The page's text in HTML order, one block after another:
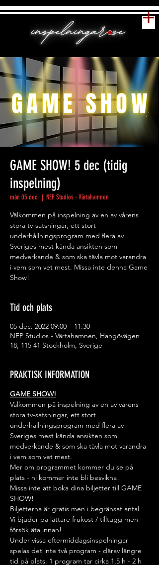
GAME SHOW! 5 dec (tidig
inspelning)
mån 05 dec.
  |
NEP Studios - Värtahamnen
Välkommen på inspelning av en av vårens
stora tv-satsningar, ett stort
underhållningsprogram med flera av
Sveriges mest kända ansikten som
medverkande & som ska tävla mot varandra
i vem som vet mest. Missa inte denna Game
Show!
Tid och plats
05 dec. 2022 09:00 – 11:30
NEP Studios - Värtahamnen, Hangövägen
18, 115 41 Stockholm, Sverige
PRAKTISK INFORMATION
GAME SHOW!
Välkommen på inspelning av en av vårens
stora tv-satsningar, ett stort
underhållningsprogram med flera av
Sveriges mest kända ansikten som
medverkande & som ska tävla mot varandra
i vem som vet mest.
Mer om programmet kommer du se på
plats - ni kommer inte bli besvikna!
Missa inte att boka dina biljetter till GAME
SHOW!
Biljetterna är gratis men i begränsat antal.
Vi bjuder på lättare frukost / tilltugg men
försök äta innan!
Under vissa eftermiddagsinspelningar
spelas det inte två program - därav längre
tid på plats. 1 program tar cirka 1,5 h - 2 h